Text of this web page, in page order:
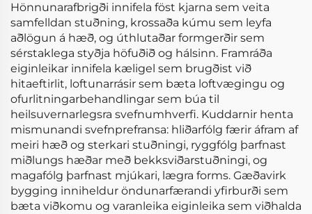
Hönnunarafbrigði innifela föst kjarna sem veita
samfelldan stuðning, krossaða kúmu sem leyfa
aðlögun á hæð, og úthlutaðar formgerðir sem
sérstaklega styðja höfuðið og hálsinn. Framráða
eiginleikar innifela kæligel sem brugðist við
hitaeftirlit, loftunarrásir sem bæta loftvægingu og
ofurlitningarbehandlingar sem búa til
heilsuvernarlegsra svefnumhverfi. Kuddarnir henta
mismunandi svefnprefransa: hliðarfólg færir áfram af
meiri hæð og sterkari stuðningi, ryggfólg þarfnast
miðlungs hæðar með bekksviðarstuðningi, og
magafólg þarfnast mjúkari, lægra forms. Gæðavirk
bygging inniheldur öndunarfærandi yfirburði sem
bæta viðkomu og varanleika eiginleika sem viðhalda